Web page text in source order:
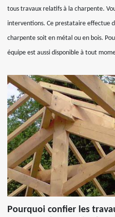
tous travaux relatifs à la charpente.
interventions. Ce prestataire effectue
charpente soit en métal ou en bois.
équipe est aussi disponible à tout
Pourquoi confier les